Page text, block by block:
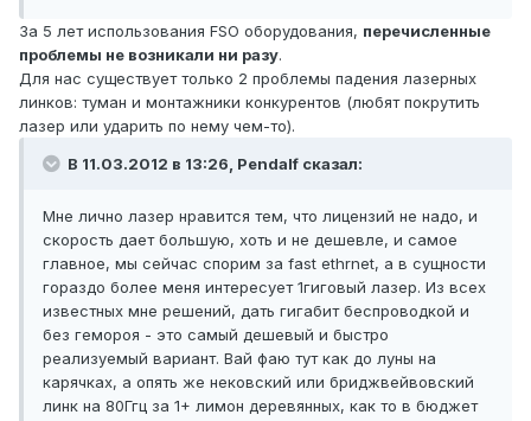
За 5 лет использования FSO оборудования, перечисленные
проблемы не возникали ни разу.
Для нас существует только 2 проблемы падения лазерных
линков: туман и монтажники конкурентов (любят покрутить
лазер или ударить по нему чем-то).
В 11.03.2012 в 13:26, Pendalf сказал:
Мне лично лазер нравится тем, что лицензий не надо, и
скорость дает большую, хоть и не дешевле, и самое
главное, мы сейчас спорим за fast ethrnet, а в сущности
гораздо более меня интересует 1гиговый лазер. Из всех
известных мне решений, дать гигабит беспроводкой и
без гемороя - это самый дешевый и быстро
реализуемый вариант. Вай фаю тут как до луны на
карячках, а опять же нековский или бриджвейвовский
линк на 80Ггц за 1+ лимон деревянных, как то в бюджет